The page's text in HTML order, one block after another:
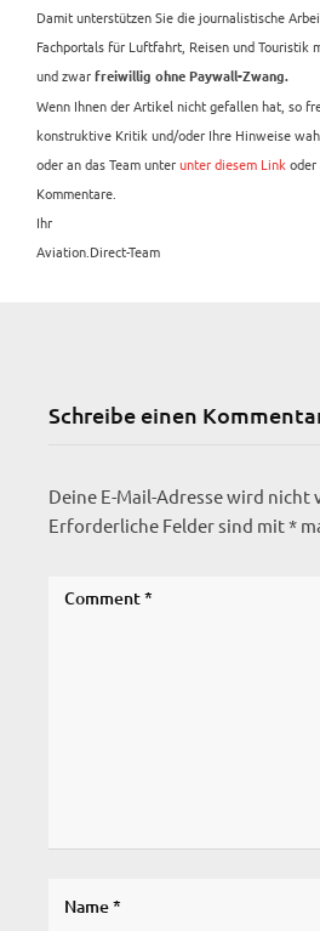
Damit unterstützen Sie die journalistische
Fachportals für Luftfahrt, Reisen und Touristik
und zwar freiwillig ohne Paywall-Zwang.
Wenn Ihnen der Artikel nicht gefallen hat, so
konstruktive Kritik und/oder Ihre Hinweise
oder an das Team unterunter diesem Link
Kommentare.
Ihr
Aviation.Direct-Team
Schreibe einen
Deine E-Mail-Adresse wird
Erforderliche Felder sind mit*